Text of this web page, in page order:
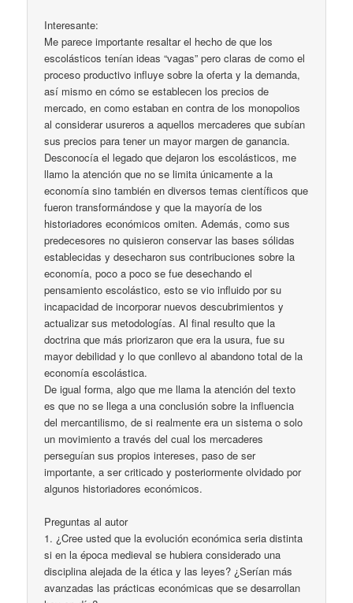
Interesante:
Me parece importante resaltar el hecho de que los
escolásticos tenían ideas “vagas” pero claras de como el
proceso productivo influye sobre la oferta y la demanda,
así mismo en cómo se establecen los precios de
mercado, en como estaban en contra de los monopolios
al considerar usureros a aquellos mercaderes que subían
sus precios para tener un mayor margen de ganancia.
Desconocía el legado que dejaron los escolásticos, me
llamo la atención que no se limita únicamente a la
economía sino también en diversos temas científicos que
fueron transformándose y que la mayoría de los
historiadores económicos omiten. Además, como sus
predecesores no quisieron conservar las bases sólidas
establecidas y desecharon sus contribuciones sobre la
economía, poco a poco se fue desechando el
pensamiento escolástico, esto se vio influido por su
incapacidad de incorporar nuevos descubrimientos y
actualizar sus metodologías. Al final resulto que la
doctrina que más priorizaron que era la usura, fue su
mayor debilidad y lo que conllevo al abandono total de la
economía escolástica.
De igual forma, algo que me llama la atención del texto
es que no se llega a una conclusión sobre la influencia
del mercantilismo, de si realmente era un sistema o solo
un movimiento a través del cual los mercaderes
perseguían sus propios intereses, paso de ser
importante, a ser criticado y posteriormente olvidado por
algunos historiadores económicos.
Preguntas al autor
1. ¿Cree usted que la evolución económica seria distinta
si en la época medieval se hubiera considerado una
disciplina alejada de la ética y las leyes? ¿Serían más
avanzadas las prácticas económicas que se desarrollan